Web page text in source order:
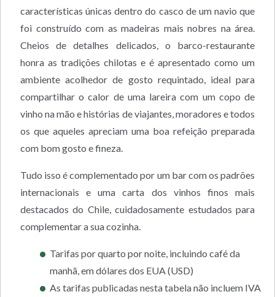
características únicas dentro do casco de um navio que
foi construído com as madeiras mais nobres na área.
Cheios de detalhes delicados, o barco-restaurante
honra as tradições chilotas e é apresentado como um
ambiente acolhedor de gosto requintado, ideal para
compartilhar o calor de uma lareira com um copo de
vinho na mão e histórias de viajantes, moradores e todos
os que aqueles apreciam uma boa refeição preparada
com bom gosto e fineza.
Tudo isso é complementado por um bar com os padrões
internacionais e uma carta dos vinhos finos mais
destacados do Chile, cuidadosamente estudados para
complementar a sua cozinha.
Tarifas por quarto por noite, incluindo café da
manhã, em dólares dos EUA (USD)
As tarifas publicadas nesta tabela não incluem IVA